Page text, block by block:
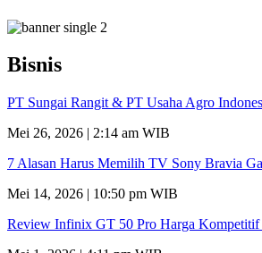
Bisnis
PT Sungai Rangit & PT Usaha Agro
Mei 26, 2026 | 2:14 am WIB
7 Alasan Harus Memilih TV Sony Bravia
Mei 14, 2026 | 10:50 pm WIB
Review Infinix GT 50 Pro Harga Kompetitif